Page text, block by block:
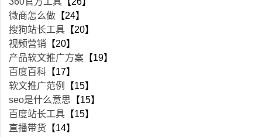
微商怎么做 【24】
搜狗站长工具 【20】
视频营销 【20】
产品软文推广方案 【19】
百度百科 【17】
软文推广范例
【15】
seo是什么意思 【15】
百度站长工具 【15】
直播带货 【14】